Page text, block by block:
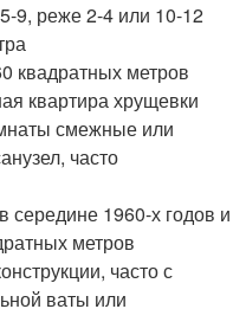
9, реже 2-4 или 10-12
квадратных метров
квартира хрущевки
смежные или
часто
середине 1960-х годов и
метров
часто с
ваты или